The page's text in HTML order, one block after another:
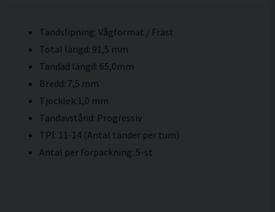
Tandslipning: Vågformat / Fräst
Total längd: 91,5 mm
Tandad längd: 65,0mm
Bredd: 7,5 mm
Tjocklek:1,0 mm
Tandavstånd: Progressiv
TPI: 11-14 (Antal tänder per tum)
Antal per förpackning: 5-st